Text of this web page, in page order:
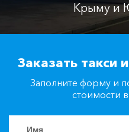
Крыму и
Заказать такси
Заполните форму и
стоимости